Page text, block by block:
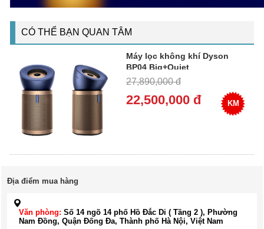
CÓ THỂ BẠN QUAN TÂM
Máy lọc không khí Dyson
BP04 Big+Quiet
Formaldehyde 100m2
27,890,000 đ
22,500,000 đ KM
Địa điểm mua hàng
Văn phòng: Số 14 ngõ 14 phố Hồ Đắc Di ( Tầng 2 ), Phường
Nam Đồng, Quận Đống Đa, Thành phố Hà Nội, Việt Nam